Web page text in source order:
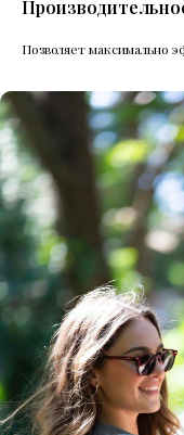
Позволяет максимально